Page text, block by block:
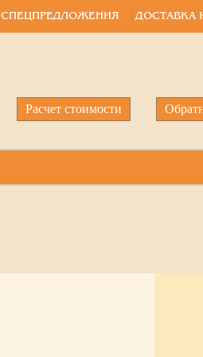
СПЕЦПРЕДЛОЖЕНИЯ ДОСТАВКА
Расчет стоимости